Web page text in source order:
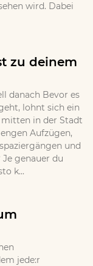
wird. Dabei
zu deinem
danach Bevor es
lohnt sich ein
in der Stadt
Aufzügen,
und
genauer du
k...
jede:r